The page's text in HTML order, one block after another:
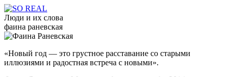
Люди и их слова
фаина раневская
«Новый год — это грустное расставание со старыми
иллюзиями и радостная встреча с новыми».